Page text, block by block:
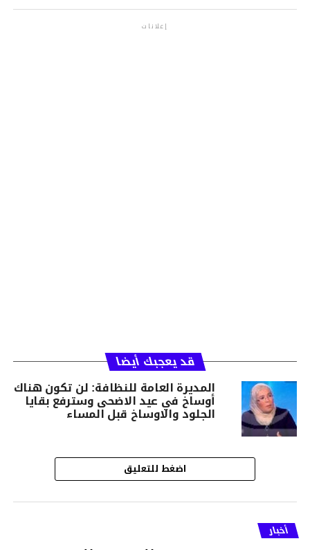
إعلانات
قد يعجبك أيضا
المديرة العامة للنظافة: لن تكون هناك
أوساخ في عيد الاضحى وسترفع بقايا
الجلود والاوساخ قبل المساء
اضغط للتعليق
أخبار